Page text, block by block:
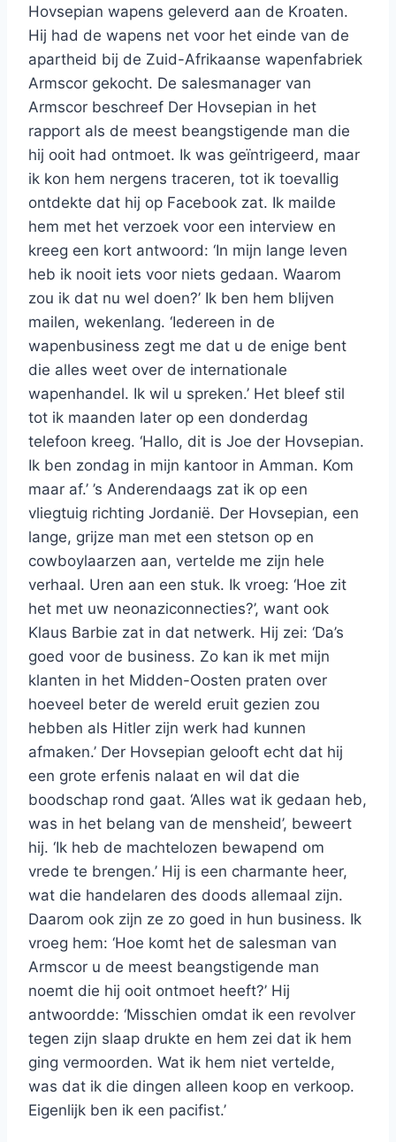
Hovsepian wapens geleverd aan de Kroaten.
Hij had de wapens net voor het einde van de
apartheid bij de Zuid-Afrikaanse wapenfabriek
Armscor gekocht. De salesmanager van
Armscor beschreef Der Hovsepian in het
rapport als de meest beangstigende man die
hij ooit had ontmoet. Ik was geïntrigeerd, maar
ik kon hem nergens traceren, tot ik toevallig
ontdekte dat hij op Facebook zat. Ik mailde
hem met het verzoek voor een interview en
kreeg een kort antwoord: ‘In mijn lange leven
heb ik nooit iets voor niets gedaan. Waarom
zou ik dat nu wel doen?’ Ik ben hem blijven
mailen, wekenlang. ‘Iedereen in de
wapenbusiness zegt me dat u de enige bent
die alles weet over de internationale
wapenhandel. Ik wil u spreken.’ Het bleef stil
tot ik maanden later op een donderdag
telefoon kreeg. ‘Hallo, dit is Joe der Hovsepian.
Ik ben zondag in mijn kantoor in Amman. Kom
maar af.’ ’s Anderendaags zat ik op een
vliegtuig richting Jordanië. Der Hovsepian, een
lange, grijze man met een stetson op en
cowboylaarzen aan, vertelde me zijn hele
verhaal. Uren aan een stuk. Ik vroeg: ‘Hoe zit
het met uw neonaziconnecties?’, want ook
Klaus Barbie zat in dat netwerk. Hij zei: ‘Da’s
goed voor de business. Zo kan ik met mijn
klanten in het Midden-Oosten praten over
hoeveel beter de wereld eruit gezien zou
hebben als Hitler zijn werk had kunnen
afmaken.’ Der Hovsepian gelooft echt dat hij
een grote erfenis nalaat en wil dat die
boodschap rond gaat. ‘Alles wat ik gedaan heb,
was in het belang van de mensheid’, beweert
hij. ‘Ik heb de machtelozen bewapend om
vrede te brengen.’ Hij is een charmante heer,
wat die handelaren des doods allemaal zijn.
Daarom ook zijn ze zo goed in hun business. Ik
vroeg hem: ‘Hoe komt het de salesman van
Armscor u de meest beangstigende man
noemt die hij ooit ontmoet heeft?’ Hij
antwoordde: ‘Misschien omdat ik een revolver
tegen zijn slaap drukte en hem zei dat ik hem
ging vermoorden. Wat ik hem niet vertelde,
was dat ik die dingen alleen koop en verkoop.
Eigenlijk ben ik een pacifist.’